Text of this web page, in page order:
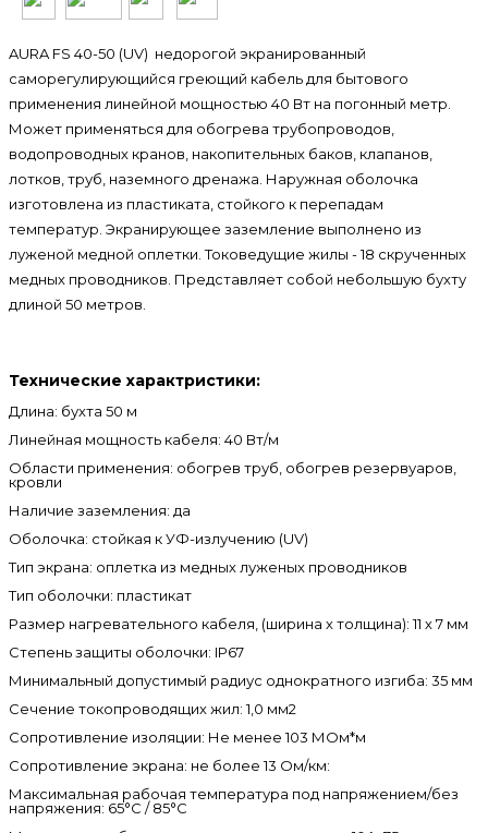
AURA FS 40-50 (UV) недорогой экранированный
саморегулирующийся греющий кабель для бытового
применения линейной мощностью 40 Вт на погонный метр.
Может применяться для обогрева трубопроводов,
водопроводных кранов, накопительных баков, клапанов,
лотков, труб, наземного дренажа. Наружная оболочка
изготовлена из пластиката, стойкого к перепадам
температур. Экранирующее заземление выполнено из
луженой медной оплетки. Токоведущие жилы - 18 скрученных
медных проводников. Представляет собой небольшую бухту
длиной 50 метров.
Технические характристики:
Длина: бухта 50 м
Линейная мощность кабеля: 40 Вт/м
Области применения: обогрев труб, обогрев резервуаров,
кровли
Наличие заземления: да
Оболочка: стойкая к УФ-излучению (UV)
Тип экрана: оплетка из медных луженых проводников
Тип оболочки: пластикат
Размер нагревательного кабеля, (ширина х толщина): 11 х 7 мм
Степень защиты оболочки: IP67
Минимальный допустимый радиус однократного изгиба: 35 мм
Сечение токопроводящих жил: 1,0 мм2
Сопротивление изоляции: Не менее 103 МОм*м
Сопротивление экрана: не более 13 Ом/км:
Максимальная рабочая температура под напряжением/без
напряжения: 65°C / 85°C